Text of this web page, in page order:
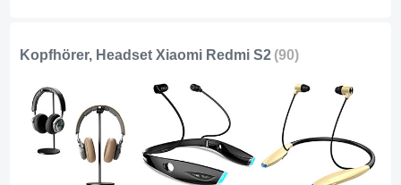
Kopfhörer, Headset Xiaomi Redmi S2 (90)